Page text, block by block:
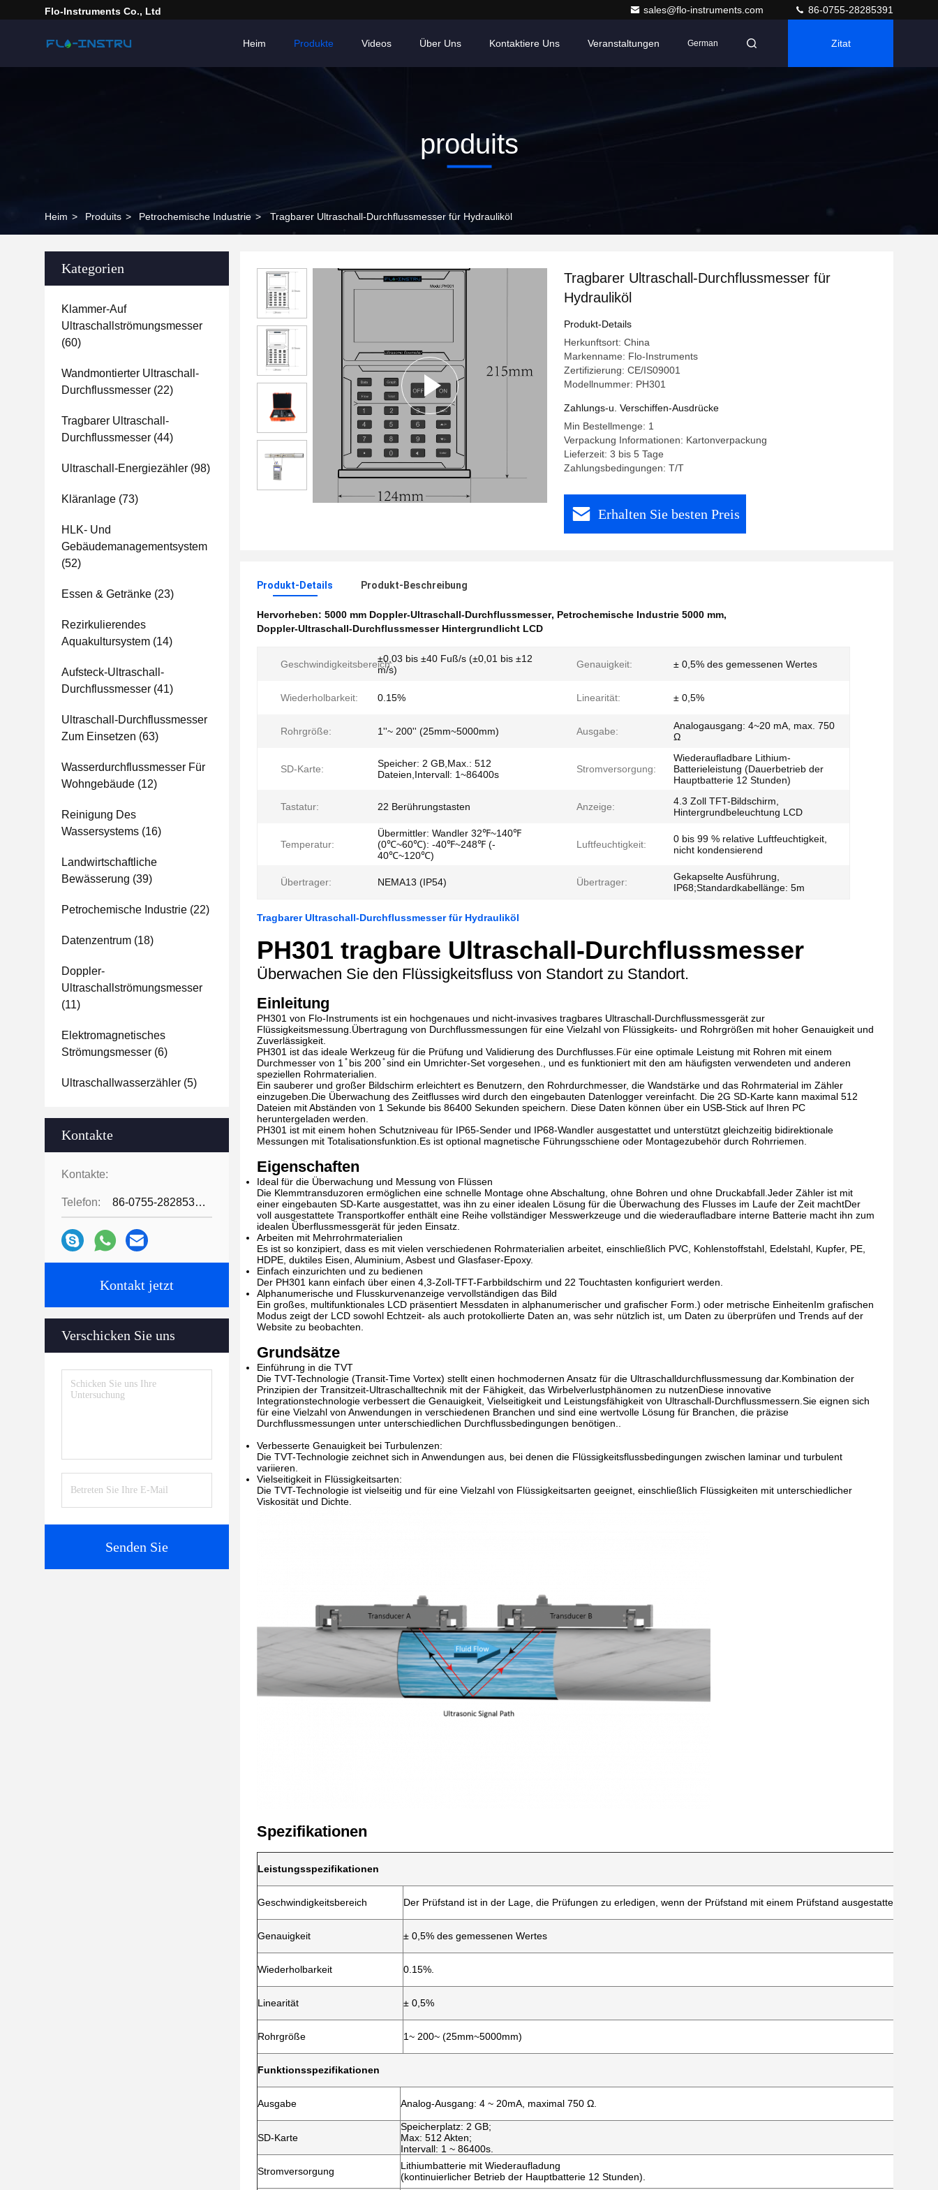
Flo-Instruments Co., Ltd sales@flo-instruments.com 86-0755-28285391
Heim Produkte Videos Über Uns Kontaktiere Uns Veranstaltungen German Zitat
produits
Heim > Produits > Petrochemische Industrie > Tragbarer Ultraschall-Durchflussmesser für Hydrauliköl
Kategorien
Klammer-Auf
Ultraschallströmungsmesser
(60)
Wandmontierter Ultraschall-
Durchflussmesser (22)
Tragbarer Ultraschall-
Durchflussmesser (44)
Ultraschall-Energiezähler (98)
Kläranlage (73)
HLK- Und
Gebäudemanagementsystem
(52)
Essen & Getränke (23)
Rezirkulierendes
Aquakultursystem (14)
Aufsteck-Ultraschall-
Durchflussmesser (41)
Ultraschall-Durchflussmesser
Zum Einsetzen (63)
Wasserdurchflussmesser Für
Wohngebäude (12)
Reinigung Des
Wassersystems (16)
Landwirtschaftliche
Bewässerung (39)
Petrochemische Industrie (22)
Datenzentrum (18)
Doppler-
Ultraschallströmungsmesser
(11)
Elektromagnetisches
Strömungsmesser (6)
Ultraschallwasserzähler (5)
Kontakte
Kontakte:
Telefon: 86-0755-28285391
Kontakt jetzt
Verschicken Sie uns
Senden Sie
Tragbarer Ultraschall-Durchflussmesser für
Hydrauliköl
Produkt-Details
Herkunftsort: China
Markenname: Flo-Instruments
Zertifizierung: CE/IS09001
Modellnummer: PH301
Zahlungs-u. Verschiffen-Ausdrücke
Min Bestellmenge: 1
Verpackung Informationen: Kartonverpackung
Lieferzeit: 3 bis 5 Tage
Zahlungsbedingungen: T/T
Erhalten Sie besten Preis
Produkt-Details Produkt-Beschreibung
Hervorheben: 5000 mm Doppler-Ultraschall-Durchflussmesser, Petrochemische Industrie 5000 mm,
Doppler-Ultraschall-Durchflussmesser Hintergrundlicht LCD
Geschwindigkeitsbereich:±0,03 bis ±40 Fuß/s (±0,01 bis ±12
m/s)
Genauigkeit: ± 0,5% des gemessenen Wertes
Wiederholbarkeit: 0.15% Linearität: ± 0,5%
Rohrgröße: 1''~ 200'' (25mm~5000mm) Ausgabe:
Analogausgang: 4~20 mA, max. 750
Ω
SD-Karte:
Speicher: 2 GB,Max.: 512
Dateien,Intervall: 1~86400s
Stromversorgung:
Wiederaufladbare Lithium-
Batterieleistung (Dauerbetrieb der
Hauptbatterie 12 Stunden)
Tastatur: 22 Berührungstasten Anzeige:
4.3 Zoll TFT-Bildschirm,
Hintergrundbeleuchtung LCD
Temperatur:
Übermittler: Wandler 32℉~140℉
(0℃~60℃): -40℉~248℉ (-
40℃~120℃)
Luftfeuchtigkeit:
0 bis 99 % relative Luftfeuchtigkeit,
nicht kondensierend
Übertrager: NEMA13 (IP54) Übertrager:
Gekapselte Ausführung,
IP68;Standardkabellänge: 5m
Tragbarer Ultraschall-Durchflussmesser für Hydrauliköl
PH301 tragbare Ultraschall-Durchflussmesser
Überwachen Sie den Flüssigkeitsfluss von Standort zu Standort.
Einleitung
PH301 von Flo-Instruments ist ein hochgenaues und nicht-invasives tragbares Ultraschall-Durchflussmessgerät zur
Flüssigkeitsmessung.Übertragung von Durchflussmessungen für eine Vielzahl von Flüssigkeits- und Rohrgrößen mit hoher Genauigkeit und
Zuverlässigkeit.
PH301 ist das ideale Werkzeug für die Prüfung und Validierung des Durchflusses.Für eine optimale Leistung mit Rohren mit einem
Durchmesser von 1 ̊ bis 200 ̊ sind ein Umrichter-Set vorgesehen., und es funktioniert mit den am häufigsten verwendeten und anderen
speziellen Rohrmaterialien.
Ein sauberer und großer Bildschirm erleichtert es Benutzern, den Rohrdurchmesser, die Wandstärke und das Rohrmaterial im Zähler
einzugeben.Die Überwachung des Zeitflusses wird durch den eingebauten Datenlogger vereinfacht. Die 2G SD-Karte kann maximal 512
Dateien mit Abständen von 1 Sekunde bis 86400 Sekunden speichern. Diese Daten können über ein USB-Stick auf Ihren PC
heruntergeladen werden.
PH301 ist mit einem hohen Schutzniveau für IP65-Sender und IP68-Wandler ausgestattet und unterstützt gleichzeitig bidirektionale
Messungen mit Totalisationsfunktion.Es ist optional magnetische Führungsschiene oder Montagezubehör durch Rohrriemen.
Eigenschaften
Ideal für die Überwachung und Messung von Flüssen
Die Klemmtransduzoren ermöglichen eine schnelle Montage ohne Abschaltung, ohne Bohren und ohne Druckabfall.Jeder Zähler ist mit
einer eingebauten SD-Karte ausgestattet, was ihn zu einer idealen Lösung für die Überwachung des Flusses im Laufe der Zeit machtDer
voll ausgestattete Transportkoffer enthält eine Reihe vollständiger Messwerkzeuge und die wiederaufladbare interne Batterie macht ihn zum
idealen Überflussmessgerät für jeden Einsatz.
Arbeiten mit Mehrrohrmaterialien
Es ist so konzipiert, dass es mit vielen verschiedenen Rohrmaterialien arbeitet, einschließlich PVC, Kohlenstoffstahl, Edelstahl, Kupfer, PE,
HDPE, duktiles Eisen, Aluminium, Asbest und Glasfaser-Epoxy.
Einfach einzurichten und zu bedienen
Der PH301 kann einfach über einen 4,3-Zoll-TFT-Farbbildschirm und 22 Touchtasten konfiguriert werden.
Alphanumerische und Flusskurvenanzeige vervollständigen das Bild
Ein großes, multifunktionales LCD präsentiert Messdaten in alphanumerischer und grafischer Form.) oder metrische EinheitenIm grafischen
Modus zeigt der LCD sowohl Echtzeit- als auch protokollierte Daten an, was sehr nützlich ist, um Daten zu überprüfen und Trends auf der
Website zu beobachten.
Grundsätze
Einführung in die TVT
Die TVT-Technologie (Transit-Time Vortex) stellt einen hochmodernen Ansatz für die Ultraschalldurchflussmessung dar.Kombination der
Prinzipien der Transitzeit-Ultraschalltechnik mit der Fähigkeit, das Wirbelverlustphänomen zu nutzenDiese innovative
Integrationstechnologie verbessert die Genauigkeit, Vielseitigkeit und Leistungsfähigkeit von Ultraschall-Durchflussmessern.Sie eignen sich
für eine Vielzahl von Anwendungen in verschiedenen Branchen und sind eine wertvolle Lösung für Branchen, die präzise
Durchflussmessungen unter unterschiedlichen Durchflussbedingungen benötigen..
Verbesserte Genauigkeit bei Turbulenzen:
Die TVT-Technologie zeichnet sich in Anwendungen aus, bei denen die Flüssigkeitsflussbedingungen zwischen laminar und turbulent
variieren.
Vielseitigkeit in Flüssigkeitsarten:
Die TVT-Technologie ist vielseitig und für eine Vielzahl von Flüssigkeitsarten geeignet, einschließlich Flüssigkeiten mit unterschiedlicher
Viskosität und Dichte.
Spezifikationen
Leistungsspezifikationen
Geschwindigkeitsbereich Der Prüfstand ist in der Lage, die Prüfungen zu erledigen, wenn der Prüfstand mit einem Prüfstand ausgestattet ist.
Genauigkeit ± 0,5% des gemessenen Wertes
Wiederholbarkeit 0.15%.
Linearität ± 0,5%
Rohrgröße 1~ 200~ (25mm~5000mm)
Funktionsspezifikationen
Ausgabe Analog-Ausgang: 4 ~ 20mA, maximal 750 Ω.
SD-Karte
Speicherplatz: 2 GB;
Max: 512 Akten;
Intervall: 1 ~ 86400s.
Stromversorgung
Lithiumbatterie mit Wiederaufladung
(kontinuierlicher Betrieb der Hauptbatterie 12 Stunden).